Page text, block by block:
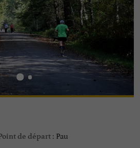
de départ : Pau